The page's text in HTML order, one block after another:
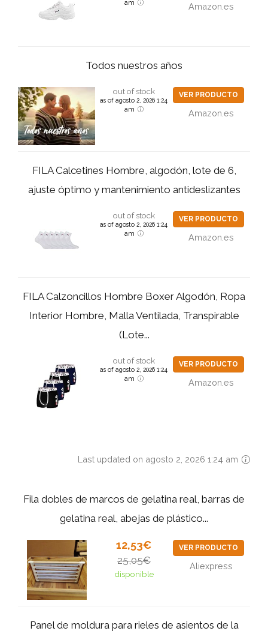
am Amazon.es
Todos nuestros años
out of stock
as of agosto 2, 2026 1:24
am
VER PRODUCTO
Amazon.es
FILA Calcetines Hombre, algodón, lote de 6,
ajuste óptimo y mantenimiento antideslizantes
out of stock
as of agosto 2, 2026 1:24
am
VER PRODUCTO
Amazon.es
FILA Calzoncillos Hombre Boxer Algodón, Ropa
Interior Hombre, Malla Ventilada, Transpirable
(Lote...
out of stock
as of agosto 2, 2026 1:24
am
VER PRODUCTO
Amazon.es
Last updated on agosto 2, 2026 1:24 am
Fila dobles de marcos de gelatina real, barras de
gelatina real, abejas de plástico...
12,53€
25,05€
disponible
VER PRODUCTO
Aliexpress
Panel de moldura para rieles de asientos de la